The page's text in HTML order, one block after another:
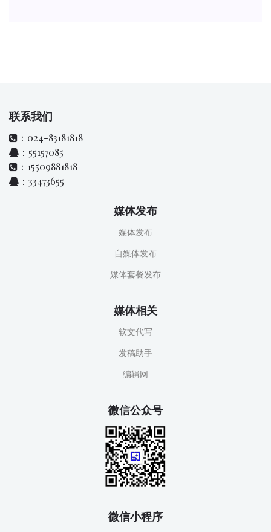
联系我们
：024-83181818
：55157085
：15509881818
：33473655
媒体发布
媒体发布
自媒体发布
媒体套餐发布
媒体相关
软文代写
发稿助手
编辑网
微信公众号
微信小程序